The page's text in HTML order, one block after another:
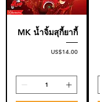
MK น้ำจิ้มสุกี้ยากี้
ราคา
US$14.00